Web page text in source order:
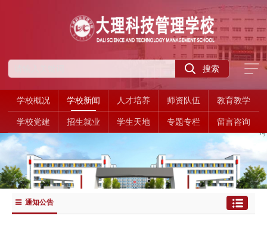
学校概况 学校新闻 人才培养 师资队伍 教育教学
学校党建 招生就业 学生天地 专题专栏 留言咨询
通知公告